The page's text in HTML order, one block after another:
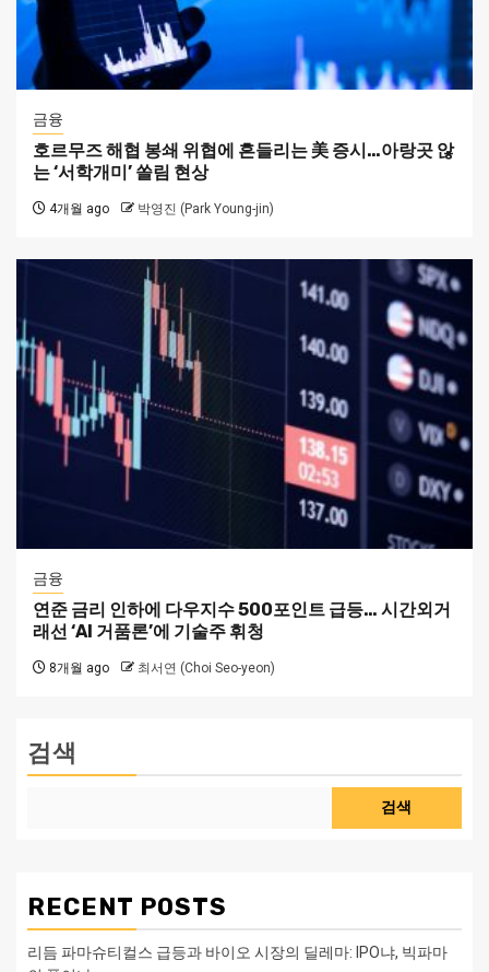
금융
호르무즈 해협 봉쇄 위협에 흔들리는 美 증시…아랑곳 않
는 ‘서학개미’ 쏠림 현상
4개월 ago 박영진 (Park Young-jin)
금융
연준 금리 인하에 다우지수 500포인트 급등… 시간외거
래선 ‘AI 거품론’에 기술주 휘청
8개월 ago 최서연 (Choi Seo-yeon)
검색
검색
RECENT POSTS
리듬 파마슈티컬스 급등과 바이오 시장의 딜레마: IPO냐, 빅파마